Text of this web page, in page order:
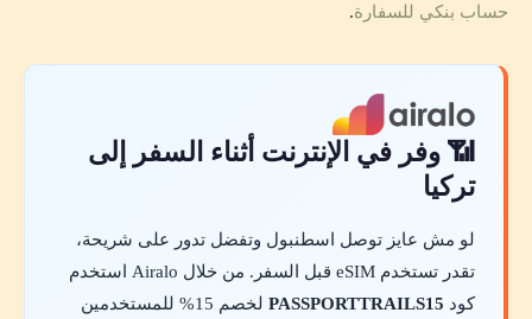
حساب بنكي للسفارة.
📶 وفر في الإنترنت أثناء السفر إلى
تركيا
لو مش عايز توصل اسطنبول وتفضل تدور على شريحة،
تقدر تستخدم eSIM قبل السفر. من خلال Airalo استخدم
كود PASSPORTTRAILS15
لخصم 15% للمستخدمين